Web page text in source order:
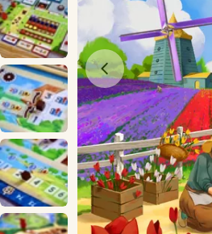
Öppna media 0 i modal